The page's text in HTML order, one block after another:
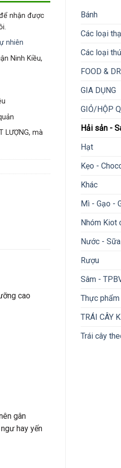
Bánh
Các loại
Các loại
FOOD &
GIA DỤNG
GIỎ/HỘP
Hải sản -
Hạt
Kẹo -
Khác
Mì - Gạo -
Nhóm Kiot
Nước -
Rượu
Sâm -
Thực phẩm
TRÁI CÂY
Trái cây
nhận được
nhiên
Ninh Kiều,
LƯỢNG, mà
cao
gân
hay yến